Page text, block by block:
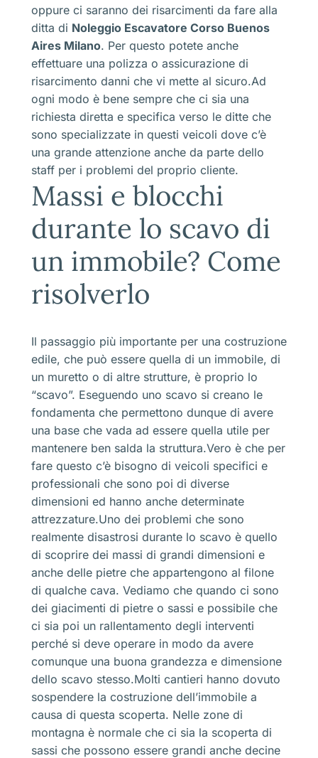
oppure ci saranno dei risarcimenti da fare alla
ditta di Noleggio Escavatore Corso Buenos
Aires Milano. Per questo potete anche
effettuare una polizza o assicurazione di
risarcimento danni che vi mette al sicuro.Ad
ogni modo è bene sempre che ci sia una
richiesta diretta e specifica verso le ditte che
sono specializzate in questi veicoli dove c’è
una grande attenzione anche da parte dello
staff per i problemi del proprio cliente.
Massi e blocchi
durante lo scavo di
un immobile? Come
risolverlo
Il passaggio più importante per una costruzione
edile, che può essere quella di un immobile, di
un muretto o di altre strutture, è proprio lo
“scavo”. Eseguendo uno scavo si creano le
fondamenta che permettono dunque di avere
una base che vada ad essere quella utile per
mantenere ben salda la struttura.Vero è che per
fare questo c’è bisogno di veicoli specifici e
professionali che sono poi di diverse
dimensioni ed hanno anche determinate
attrezzature.Uno dei problemi che sono
realmente disastrosi durante lo scavo è quello
di scoprire dei massi di grandi dimensioni e
anche delle pietre che appartengono al filone
di qualche cava. Vediamo che quando ci sono
dei giacimenti di pietre o sassi e possibile che
ci sia poi un rallentamento degli interventi
perché si deve operare in modo da avere
comunque una buona grandezza e dimensione
dello scavo stesso.Molti cantieri hanno dovuto
sospendere la costruzione dell’immobile a
causa di questa scoperta. Nelle zone di
montagna è normale che ci sia la scoperta di
sassi che possono essere grandi anche decine